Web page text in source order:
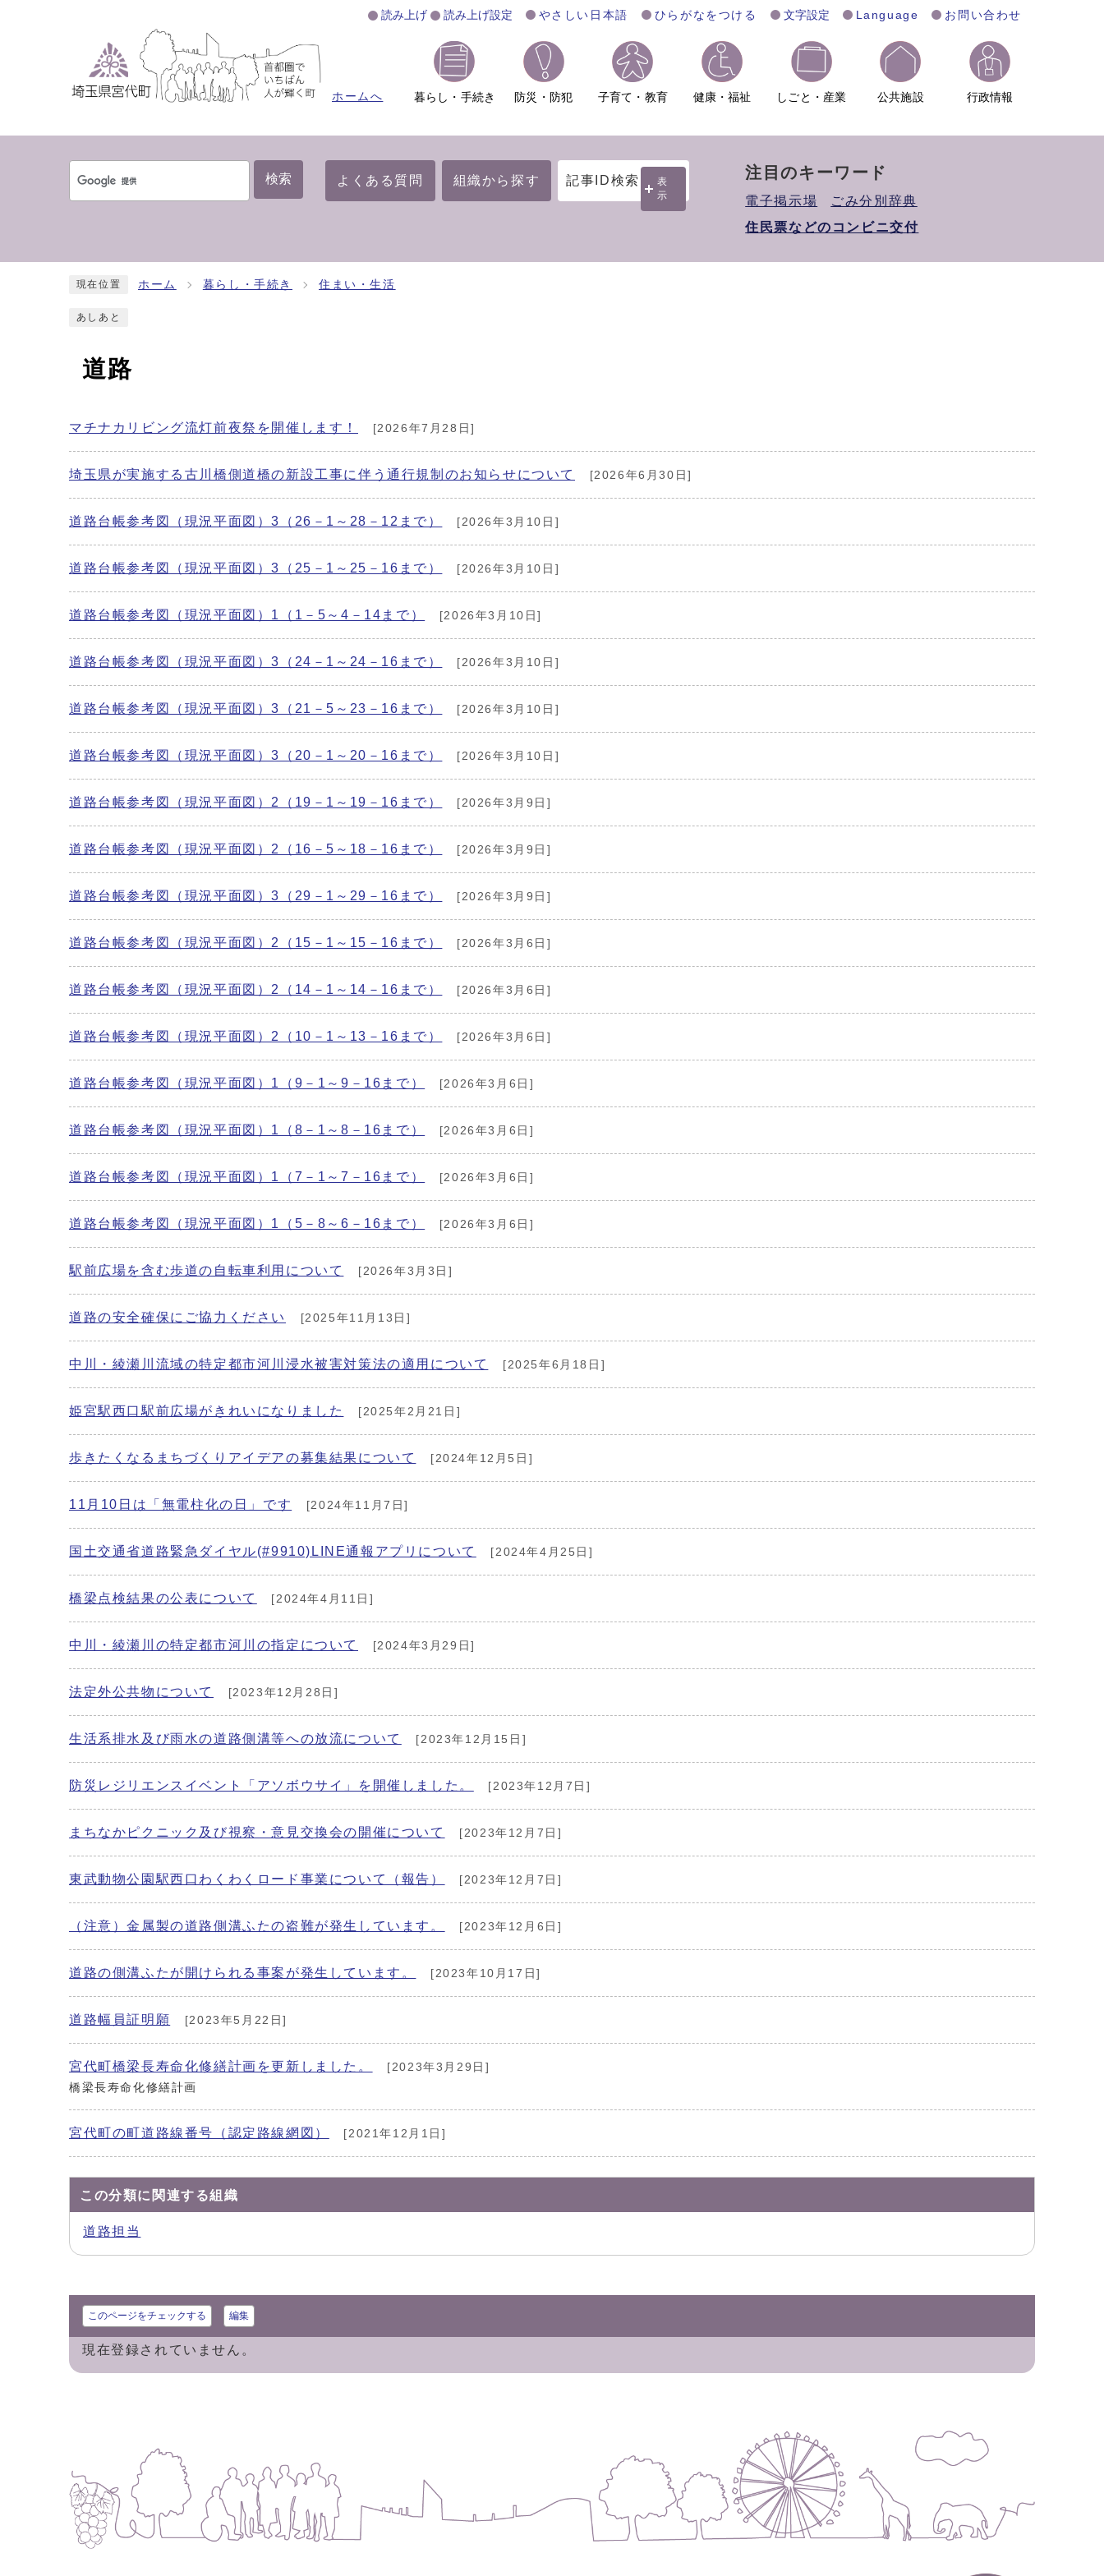
読み上げ 読み上げ設定 やさしい日本語 ひらがなをつける 文字設定 Language お問い合わせ
ホームへ 暮らし・手続き 防災・防犯 子育て・教育 健康・福祉 しごと・産業 公共施設 行政情報
検索 よくある質問 組織から探す 記事ID検索
表
示
注目のキーワード
電子掲示場
ごみ分別辞典
住民票などのコンビニ交付
現在位置 ホーム 暮らし・手続き 住まい・生活
あしあと
道路
マチナカリビング流灯前夜祭を開催します！ [2026年7月28日]
埼玉県が実施する古川橋側道橋の新設工事に伴う通行規制のお知らせについて [2026年6月30日]
道路台帳参考図（現況平面図）3（26－1～28－12まで） [2026年3月10日]
道路台帳参考図（現況平面図）3（25－1～25－16まで） [2026年3月10日]
道路台帳参考図（現況平面図）1（1－5～4－14まで） [2026年3月10日]
道路台帳参考図（現況平面図）3（24－1～24－16まで） [2026年3月10日]
道路台帳参考図（現況平面図）3（21－5～23－16まで） [2026年3月10日]
道路台帳参考図（現況平面図）3（20－1～20－16まで） [2026年3月10日]
道路台帳参考図（現況平面図）2（19－1～19－16まで） [2026年3月9日]
道路台帳参考図（現況平面図）2（16－5～18－16まで） [2026年3月9日]
道路台帳参考図（現況平面図）3（29－1～29－16まで） [2026年3月9日]
道路台帳参考図（現況平面図）2（15－1～15－16まで） [2026年3月6日]
道路台帳参考図（現況平面図）2（14－1～14－16まで） [2026年3月6日]
道路台帳参考図（現況平面図）2（10－1～13－16まで） [2026年3月6日]
道路台帳参考図（現況平面図）1（9－1～9－16まで） [2026年3月6日]
道路台帳参考図（現況平面図）1（8－1～8－16まで） [2026年3月6日]
道路台帳参考図（現況平面図）1（7－1～7－16まで） [2026年3月6日]
道路台帳参考図（現況平面図）1（5－8～6－16まで） [2026年3月6日]
駅前広場を含む歩道の自転車利用について [2026年3月3日]
道路の安全確保にご協力ください [2025年11月13日]
中川・綾瀬川流域の特定都市河川浸水被害対策法の適用について [2025年6月18日]
姫宮駅西口駅前広場がきれいになりました [2025年2月21日]
歩きたくなるまちづくりアイデアの募集結果について [2024年12月5日]
11月10日は「無電柱化の日」です [2024年11月7日]
国土交通省道路緊急ダイヤル(#9910)LINE通報アプリについて [2024年4月25日]
橋梁点検結果の公表について [2024年4月11日]
中川・綾瀬川の特定都市河川の指定について [2024年3月29日]
法定外公共物について [2023年12月28日]
生活系排水及び雨水の道路側溝等への放流について [2023年12月15日]
防災レジリエンスイベント「アソボウサイ」を開催しました。 [2023年12月7日]
まちなかピクニック及び視察・意見交換会の開催について [2023年12月7日]
東武動物公園駅西口わくわくロード事業について（報告） [2023年12月7日]
（注意）金属製の道路側溝ふたの盗難が発生しています。 [2023年12月6日]
道路の側溝ふたが開けられる事案が発生しています。 [2023年10月17日]
道路幅員証明願 [2023年5月22日]
宮代町橋梁長寿命化修繕計画を更新しました。
[2023年3月29日]
橋梁長寿命化修繕計画
宮代町の町道路線番号（認定路線網図） [2021年12月1日]
この分類に関連する組織
道路担当
このページをチェックする 編集
現在登録されていません。